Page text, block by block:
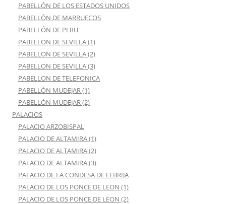
PABELLÓN DE LOS ESTADOS UNIDOS
PABELLÓN DE MARRUECOS
PABELLÓN DE PERU
PABELLON DE SEVILLA (1)
PABELLON DE SEVILLA (2)
PABELLON DE SEVILLA (3)
PABELLON DE TELEFONICA
PABELLÓN MUDEJAR (1)
PABELLÓN MUDEJAR (2)
PALACIOS
PALACIO ARZOBISPAL
PALACIO DE ALTAMIRA (1)
PALACIO DE ALTAMIRA (2)
PALACIO DE ALTAMIRA (3)
PALACIO DE LA CONDESA DE LEBRIJA
PALACIO DE LOS PONCE DE LEON (1)
PALACIO DE LOS PONCE DE LEON (2)